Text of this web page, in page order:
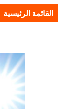
القائمة الرئيسية